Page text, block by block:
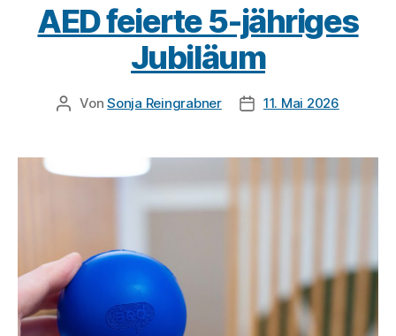
AED feierte 5-jähriges
Jubiläum
VonSonja Reingrabner 11. Mai 2026